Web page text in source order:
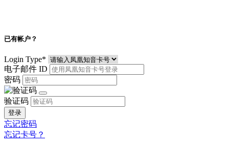
已有帐户？
Login Type*
电子邮件 ID
密码
验证码
登录
忘记密码
忘记卡号？